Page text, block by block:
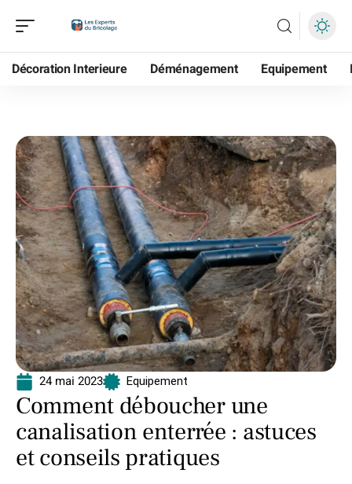
Décoration Interieure Déménagement Equipement
24 mai 2023 Equipement
Comment déboucher une
canalisation enterrée : astuces
et conseils pratiques